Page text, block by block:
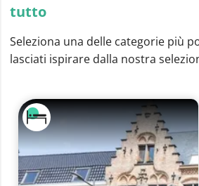
tutto
Seleziona una delle categorie più
lasciati ispirare dalla nostra